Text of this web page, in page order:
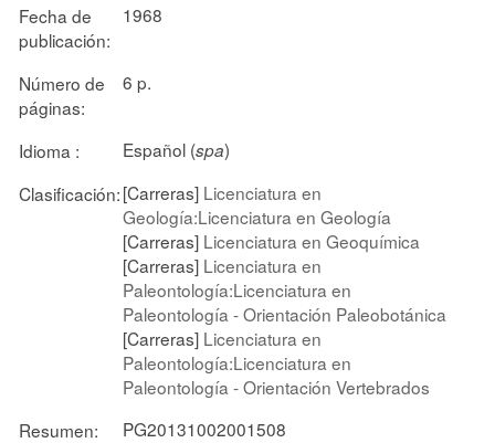
Fecha de
publicación:
1968
Número de
páginas:
6 p.
Idioma : Español (spa)
Clasificación:[Carreras] Licenciatura en
Geología:Licenciatura en Geología
[Carreras] Licenciatura en Geoquímica
[Carreras] Licenciatura en
Paleontología:Licenciatura en
Paleontología - Orientación Paleobotánica
[Carreras] Licenciatura en
Paleontología:Licenciatura en
Paleontología - Orientación Vertebrados
Resumen:
PG20131002001508